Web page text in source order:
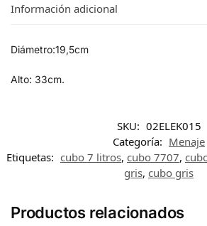
Información adicional
Diámetro:19,5cm
Alto: 33cm.
SKU: 02ELEK015
Categoría: Menaje
Etiquetas: cubo 7 litros, cubo 7707,
gris, cubo gris
Productos relacionados